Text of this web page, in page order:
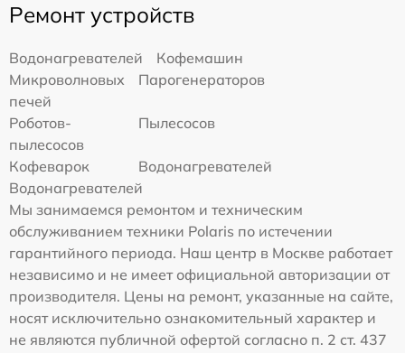
Ремонт устройств
Водонагревателей
Кофемашин
Микроволновых
печей
Парогенераторов
Роботов-
пылесосов
Пылесосов
Кофеварок
Водонагревателей
Водонагревателей
Мы занимаемся ремонтом и техническим
обслуживанием техники Polaris по истечении
гарантийного периода. Наш центр в Москве работает
независимо и не имеет официальной авторизации от
производителя. Цены на ремонт, указанные на сайте,
носят исключительно ознакомительный характер и
не являются публичной офертой согласно п. 2 ст. 437